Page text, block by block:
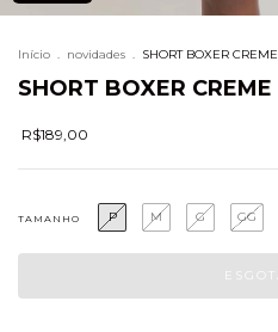
Início . novidades . SHORT BOXER CREME
SHORT BOXER CREME
R$189,00
TAMANHO P M G GG